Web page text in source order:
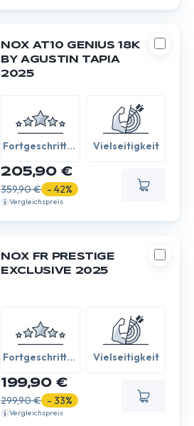
NOX AT10 GENIUS 18K
BY AGUSTIN TAPIA
2025
Fortgeschritten
Vielseitigkeit
205,90 €
359,90 € - 42%
Vergleichspreis
NOX FR PRESTIGE
EXCLUSIVE 2025
Fortgeschritten
Vielseitigkeit
199,90 €
299,90 € - 33%
Vergleichspreis